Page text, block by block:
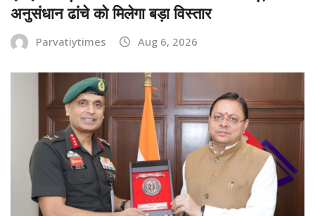
अनुसंधान ढांचे को मिलेगा बड़ा विस्तार
Parvatiytimes Aug 6, 2026